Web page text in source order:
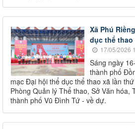
Xã Phú
dục thể
17/05/2026
Sáng ngày
thành phố
mạc Đại hội thể dục thể thao xã lần
Phòng Quản lý Thể thao, Sở Văn hóa,
thành phố Vũ Đình Tứ - về dự.